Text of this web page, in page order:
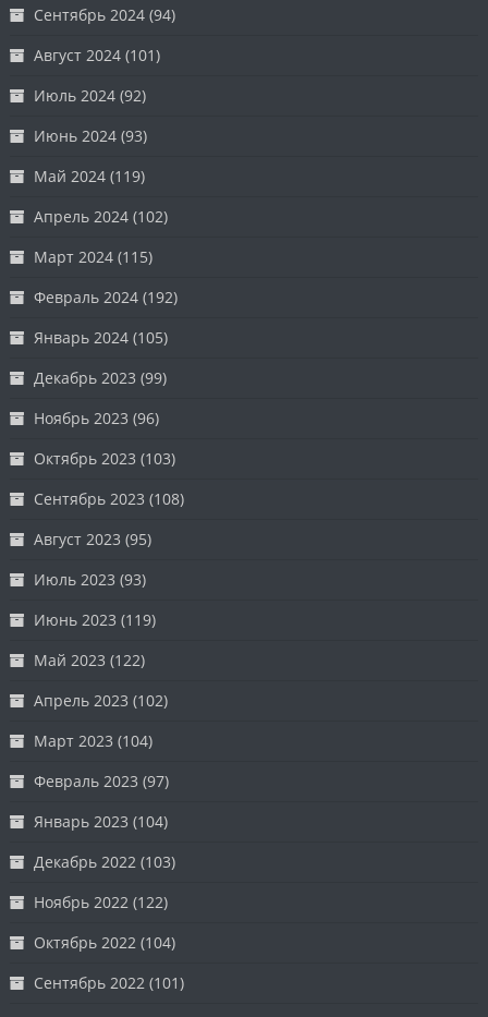
Сентябрь 2024 (94)
Август 2024 (101)
Июль 2024 (92)
Июнь 2024 (93)
Май 2024 (119)
Апрель 2024 (102)
Март 2024 (115)
Февраль 2024 (192)
Январь 2024 (105)
Декабрь 2023 (99)
Ноябрь 2023 (96)
Октябрь 2023 (103)
Сентябрь 2023 (108)
Август 2023 (95)
Июль 2023 (93)
Июнь 2023 (119)
Май 2023 (122)
Апрель 2023 (102)
Март 2023 (104)
Февраль 2023 (97)
Январь 2023 (104)
Декабрь 2022 (103)
Ноябрь 2022 (122)
Октябрь 2022 (104)
Сентябрь 2022 (101)